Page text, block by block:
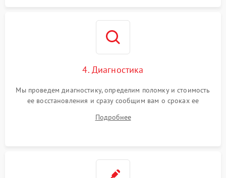
4. Диагностика
Мы проведем диагностику, определим поломку и стоимость
ее восстановления и сразу сообщим вам о сроках ее
Подробнее